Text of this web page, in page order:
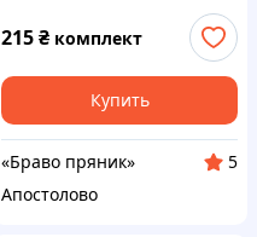
215₴ комплект
Купить
«Браво пряник»
5
Апостолово